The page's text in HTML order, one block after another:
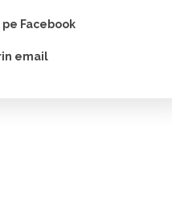
Facebook
email